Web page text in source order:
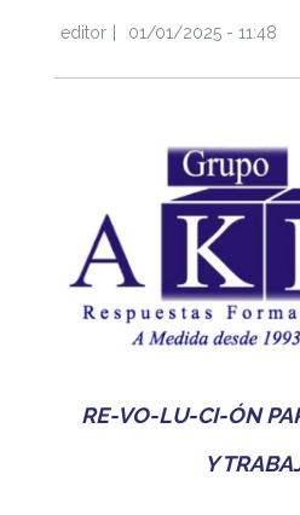
editor 01/01/2025 - 11:48
RE-VO-LU-CI-ÓN
Y